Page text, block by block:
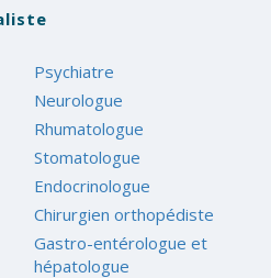
Psychiatre
Neurologue
Rhumatologue
Stomatologue
Endocrinologue
Chirurgien orthopédiste
Gastro-entérologue et
hépatologue